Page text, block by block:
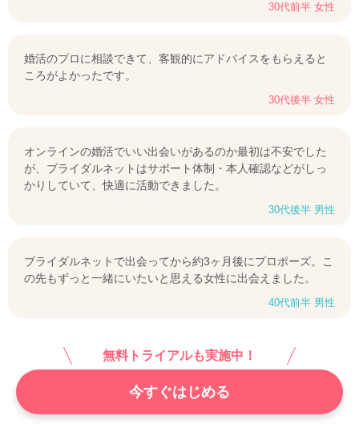
30代前半 女性
婚活のプロに相談できて、客観的にアドバイスをもらえると
ころがよかったです。
30代後半 女性
オンラインの婚活でいい出会いがあるのか最初は不安でした
が、ブライダルネットはサポート体制・本人確認などがしっ
かりしていて、快適に活動できました。
30代後半 男性
ブライダルネットで出会ってから約3ヶ月後にプロポーズ。こ
の先もずっと一緒にいたいと思える女性に出会えました。
40代前半 男性
無料トライアルも実施中！
今すぐはじめる